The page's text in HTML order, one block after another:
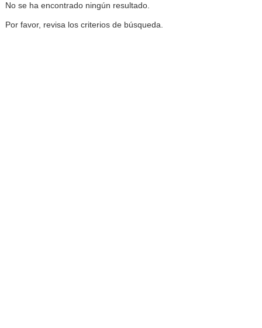
No se ha encontrado ningún resultado.
Por favor, revisa los criterios de búsqueda.